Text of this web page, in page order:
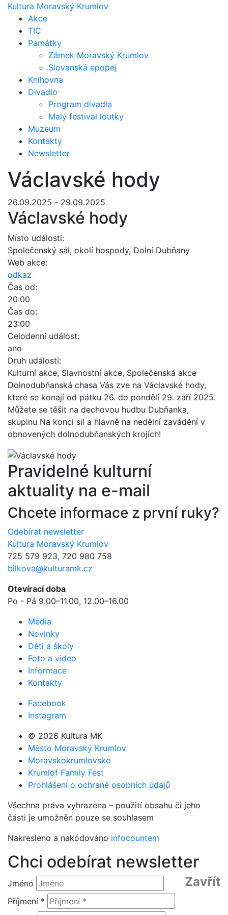
Kultura Moravský Krumlov
Akce
TIC
Památky
Zámek Moravský Krumlov
Slovanská epopej
Knihovna
Divadlo
Program divadla
Malý festival loutky
Muzeum
Kontakty
Newsletter
Václavské hody
26.09.2025 - 29.09.2025
Václavské hody
Místo události:
Společenský sál, okolí hospody, Dolní Dubňany
Web akce:
odkaz
Čas od:
20:00
Čas do:
23:00
Celodenní událost:
ano
Druh události:
Kulturní akce, Slavnostní akce, Společenská akce
Dolnodubňanská chasa Vás zve na Václavské hody,
které se konají od pátku 26. do pondělí 29. září 2025.
Můžete se těšit na dechovou hudbu Dubňanka,
skupinu Na konci sil a hlavně na nedělní zavádění v
obnovených dolnodubňanských krojích!
Pravidelné kulturní
aktuality na e-mail
Chcete informace z první ruky?
Odebírat newsletter
Kultura Moravský Krumlov
725 579 923, 720 980 758
bilkova@kulturamk.cz
Otevírací doba
Po - Pá 9.00–11.00, 12.00–16.00
Média
Novinky
Děti a školy
Foto a video
Informace
Kontakty
Facebook
Instagram
© 2026 Kultura MK
Město Moravský Krumlov
Moravskokrumlovsko
Krumlof Family Fest
Prohlášení o ochraně osobních údajů
Všechna práva vyhrazena – použití obsahu či jeho
části je umožněn pouze se souhlasem
Nakresleno a nakódováno infocountem
Chci odebírat newsletter
Zavřít
Jméno
Příjmení *